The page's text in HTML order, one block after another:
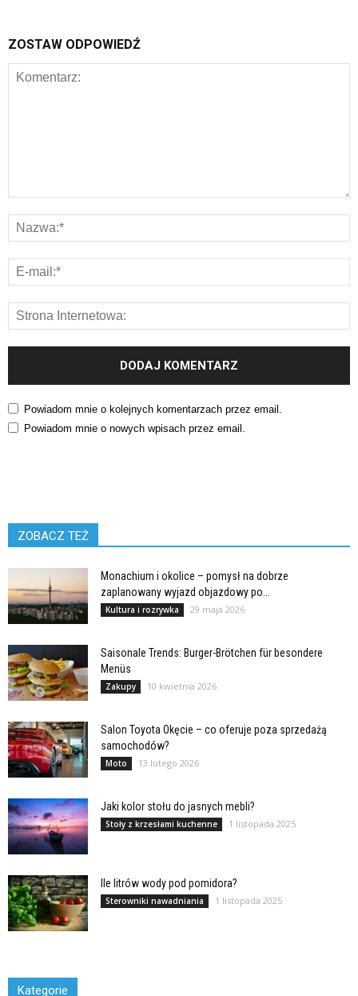
ZOSTAW ODPOWIEDŹ
Powiadom mnie o kolejnych komentarzach przez email.
Powiadom mnie o nowych wpisach przez email.
ZOBACZ TEŻ
Monachium i okolice – pomysł na dobrze
zaplanowany wyjazd objazdowy po...
Kultura i rozrywka 29 maja 2026
Saisonale Trends: Burger-Brötchen für besondere
Menüs
Zakupy 10 kwietnia 2026
Salon Toyota Okęcie – co oferuje poza sprzedażą
samochodów?
Moto 13 lutego 2026
Jaki kolor stołu do jasnych mebli?
Stoły z krzesłami kuchenne 1 listopada 2025
Ile litrów wody pod pomidora?
Sterowniki nawadniania 1 listopada 2025
Kategorie